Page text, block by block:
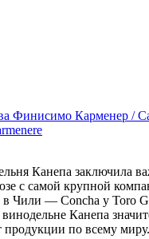
Финисимо Карменер /
Канепа заключила
с самой крупной
в Чили — Concha y Toro
Канепа
продукции по всему миру.